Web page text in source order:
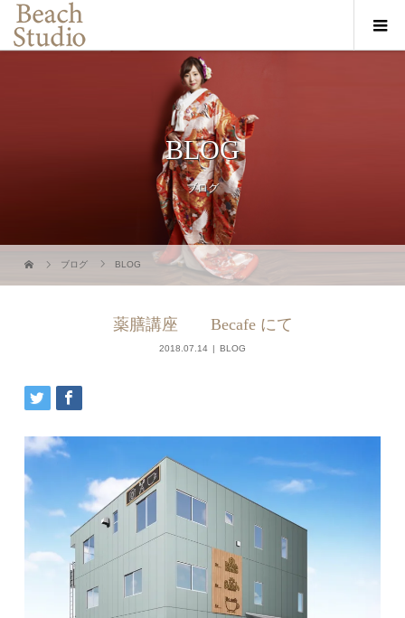
BLOG
ブログ
ブログ BLOG
薬膳講座 Becafe にて
2018.07.14 BLOG